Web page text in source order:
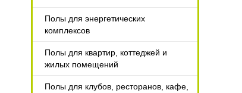
Полы для энергетических
комплексов
Полы для квартир, коттеджей и
жилых помещений
Полы для клубов, ресторанов, кафе,